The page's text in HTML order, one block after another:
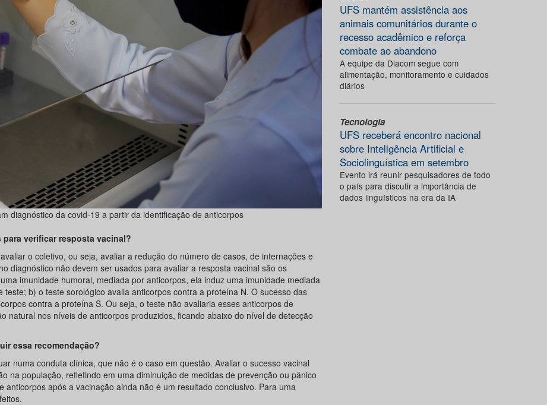
diagnóstico da covid-19 a partir da identificação de anticorpos
verificar resposta vacinal?
o coletivo, ou seja, avaliar a redução do número de casos, de internações e
diagnóstico não devem ser usados para avaliar a resposta vacinal são os
imunidade humoral, mediada por anticorpos, ela induz uma imunidade mediada
b) o teste sorológico avalia anticorpos contra a proteína N. O sucesso das
contra a proteína S. Ou seja, o teste não avaliaria esses anticorpos de
natural nos níveis de anticorpos produzidos, ficando abaixo do nível de detecção
essa recomendação?
numa conduta clínica, que não é o caso em questão. Avaliar o sucesso vacinal
na população, refletindo em uma diminuição de medidas de prevenção ou pânico
após a vacinação ainda não é um resultado conclusivo. Para uma
UFS mantém assistência aos
animais comunitários durante o
recesso acadêmico e reforça
combate ao abandono
A equipe da Diacom segue com
alimentação, monitoramento e cuidados
diários
Tecnologia
UFS receberá encontro nacional
sobre Inteligência Artificial e
Sociolinguística em setembro
Evento irá reunir pesquisadores de todo
o país para discutir a importância de
dados linguísticos na era da IA